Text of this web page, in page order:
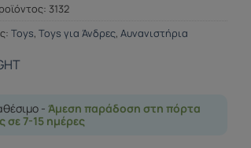
3132
Toys, Toys για Άνδρες, Αυνανιστήρια
- Άμεση παράδοση στη πόρτα
σε 7-15 ημέρες